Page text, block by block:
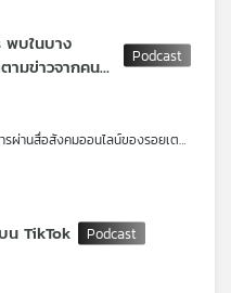
พบในบาง
มข่าวจากคน
รผ่านสื่อสังคมออนไลน์ของรอยเต
านักข่าวตัวจริง ใน TikTok
น TikTok